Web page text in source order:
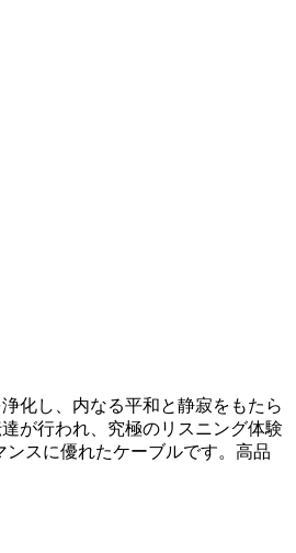
化し、内なる平和と静寂をもたら
が行われ、究極のリスニング体験
スに優れたケーブルです。高品